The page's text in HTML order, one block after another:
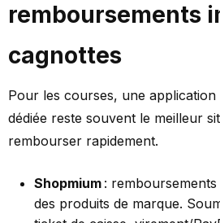
remboursements
cagnottes
Pour les courses, une
dédiée reste souvent le meilleur
rembourser rapidement.
Shopmium :
des produits de marque.